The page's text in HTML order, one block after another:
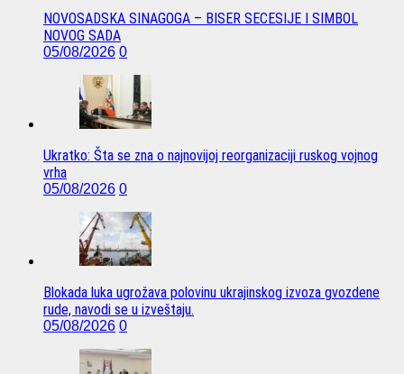
NOVOSADSKA SINAGOGA – BISER SECESIJE I SIMBOL
NOVOG SADA
05/08/2026 0
Ukratko: Šta se zna o najnovijoj reorganizaciji ruskog vojnog
vrha
05/08/2026 0
Blokada luka ugrožava polovinu ukrajinskog izvoza gvozdene
rude, navodi se u izveštaju.
05/08/2026 0